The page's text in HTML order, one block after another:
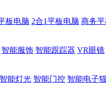
板电脑 2合1平板电脑 商务
智能服饰 智能跟踪器 VR眼镜
智能灯光 智能门控 智能电子